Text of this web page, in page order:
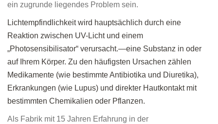
ein zugrunde liegendes Problem sein.
Lichtempfindlichkeit wird hauptsächlich durch eine
Reaktion zwischen UV-Licht und einem
„Photosensibilisator“ verursacht.—eine Substanz in oder
auf Ihrem Körper. Zu den häufigsten Ursachen zählen
Medikamente (wie bestimmte Antibiotika und Diuretika),
Erkrankungen (wie Lupus) und direkter Hautkontakt mit
bestimmten Chemikalien oder Pflanzen.
Als Fabrik mit 15 Jahren Erfahrung in der